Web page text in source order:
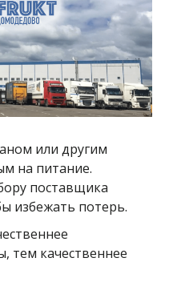
или другим
на питание.
поставщика
избежать потерь.
тем качественнее